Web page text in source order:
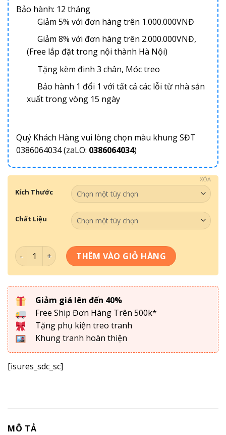
Bảo hành: 12 tháng
Giảm 5% với đơn hàng trên 1.000.000VNĐ
Giảm 8% với đơn hàng trên 2.000.000VNĐ,
(Free lắp đặt trong nội thành Hà Nội)
Tặng kèm đinh 3 chân, Móc treo
Bảo hành 1 đổi 1 với tất cả các lỗi từ nhà sản
xuất trong vòng 15 ngày
Quý Khách Hàng vui lòng chọn màu khung SĐT
0386064034 (zaLO: 0386064034)
Kích Thước
Chất Liệu
XÓA
Tranh Theo Không Gian- Tranh Quán Bida 068 số lượng
THÊM VÀO GIỎ HÀNG
Giảm giá lên đến 40%
Free Ship Đơn Hàng Trên 500k*
Tặng phụ kiện treo tranh
Khung tranh hoàn thiện
[isures_sdc_sc]
MÔ TẢ